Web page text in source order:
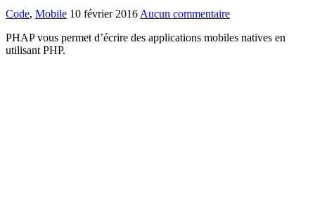
Code, Mobile 10 février 2016 Aucun commentaire
PHAP vous permet d’écrire des applications mobiles natives en
utilisant PHP.